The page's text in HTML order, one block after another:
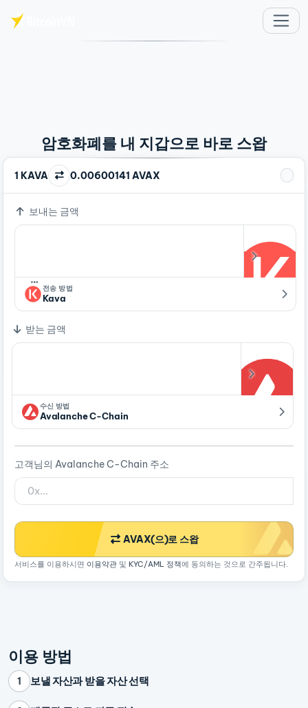
암호화폐를 내 지갑으로 바로 스왑
1 KAVA 0.00600141 AVAX
보내는 금액
…
전송 방법
Kava
받는 금액
수신 방법
Avalanche C-Chain
고객님의 Avalanche C-Chain 주소
AVAX(으)로 스왑
서비스를 이용하시면 이용약관 및 KYC/AML 정책에 동의하는 것으로 간주됩니다.
이용 방법
1 보낼 자산과 받을 자산 선택